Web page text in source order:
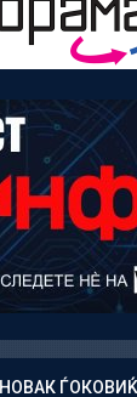
НОВАК